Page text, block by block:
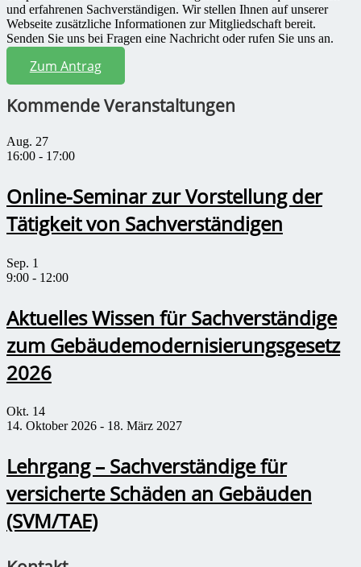
und erfahrenen Sachverständigen. Wir stellen Ihnen auf unserer
Webseite zusätzliche Informationen zur Mitgliedschaft bereit.
Senden Sie uns bei Fragen eine Nachricht oder rufen Sie uns an.
Zum Antrag
Kommende Veranstaltungen
Aug. 27
16:00 - 17:00
Online-Seminar zur Vorstellung der
Tätigkeit von Sachverständigen
Sep. 1
9:00 - 12:00
Aktuelles Wissen für Sachverständige
zum Gebäudemodernisierungsgesetz
2026
Okt. 14
14. Oktober 2026 - 18. März 2027
Lehrgang – Sachverständige für
versicherte Schäden an Gebäuden
(SVM/TAE)